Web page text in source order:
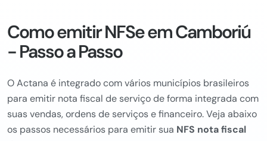
Como emitir NFSe em Camboriú
- Passo a Passo
O Actana é integrado com vários municípios brasileiros
para emitir nota fiscal de serviço de forma integrada com
suas vendas, ordens de serviços e financeiro. Veja abaixo
os passos necessários para emitir sua NFS nota fiscal